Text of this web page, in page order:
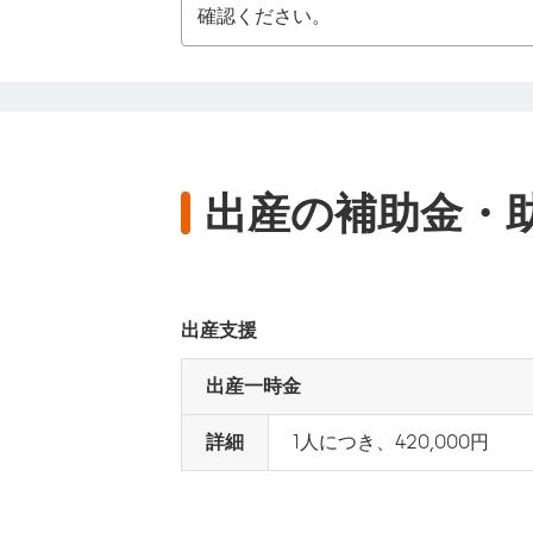
確認ください。
出産の補助金・
出産支援
出産一時金
詳細 1人につき、420,000円